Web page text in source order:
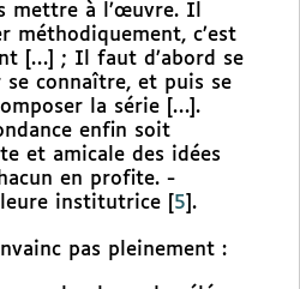
mettre à l’œuvre. Il
méthodiquement, c’est
[…] ; Il faut d’abord se
se connaître, et puis se
la série […].
enfin soit
et amicale des idées
en profite. -
institutrice
5 .
pas pleinement :